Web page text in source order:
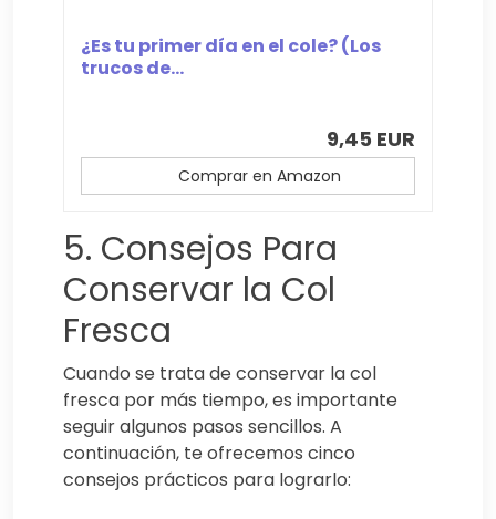
¿Es tu primer día en el cole? (Los
trucos de...
9,45 EUR
Comprar en Amazon
5. Consejos Para
Conservar la Col
Fresca
Cuando se trata de conservar la col
fresca por más tiempo, es importante
seguir algunos pasos sencillos. A
continuación, te ofrecemos cinco
consejos prácticos para lograrlo: